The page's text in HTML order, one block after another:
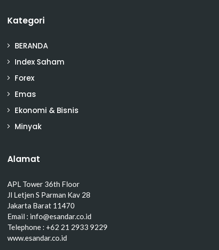
Kategori
BERANDA
Index Saham
Forex
Emas
Ekonomi & Bisnis
Minyak
Alamat
APL Tower 36th Floor
Jl Letjen S Parman Kav 28
Jakarta Barat 11470
Email : info@esandar.co.id
Telephone : +62 21 2933 9229
www.esandar.co.id